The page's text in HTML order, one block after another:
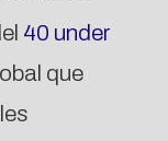
40 under
que